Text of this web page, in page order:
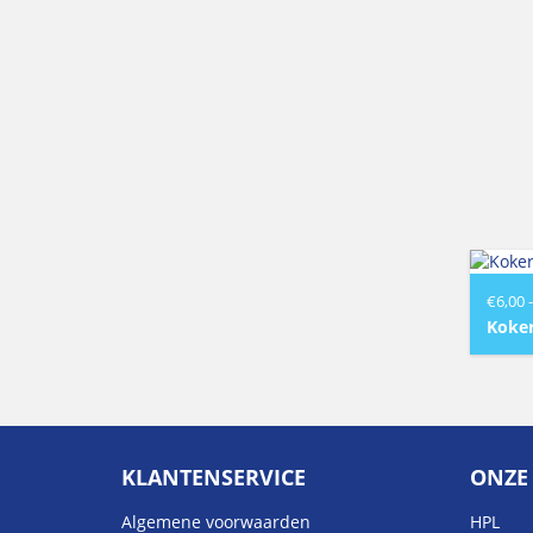
€6,00-
KLANTENSERVICE
Algemene voorwaarden HPL